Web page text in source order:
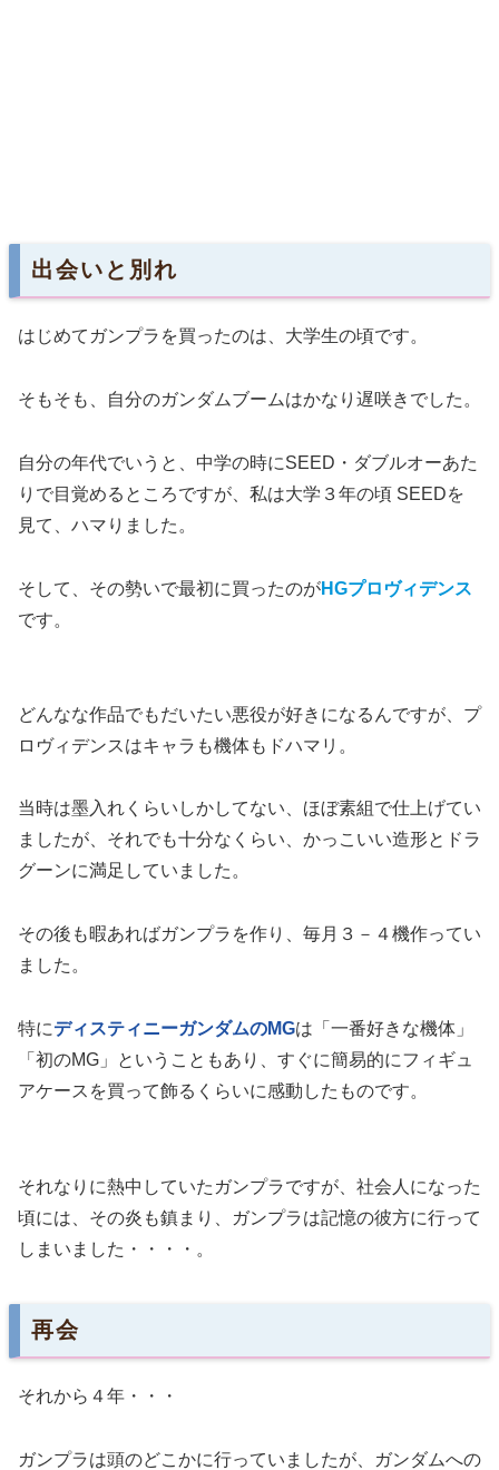
出会いと別れ
はじめてガンプラを買ったのは、大学生の頃です。
そもそも、自分のガンダムブームはかなり遅咲きでした。
自分の年代でいうと、中学の時にSEED・ダブルオーあた
りで目覚めるところですが、私は大学３年の頃 SEEDを
見て、ハマりました。
そして、その勢いで最初に買ったのがHGプロヴィデンス
です。
どんなな作品でもだいたい悪役が好きになるんですが、プ
ロヴィデンスはキャラも機体もドハマリ。
当時は墨入れくらいしかしてない、ほぼ素組で仕上げてい
ましたが、それでも十分なくらい、かっこいい造形とドラ
グーンに満足していました。
その後も暇あればガンプラを作り、毎月３－４機作ってい
ました。
特にディスティニーガンダムのMGは「一番好きな機体」
「初のMG」ということもあり、すぐに簡易的にフィギュ
アケースを買って飾るくらいに感動したものです。
それなりに熱中していたガンプラですが、社会人になった
頃には、その炎も鎮まり、ガンプラは記憶の彼方に行って
しまいました・・・・。
再会
それから４年・・・
ガンプラは頭のどこかに行っていましたが、ガンダムへの